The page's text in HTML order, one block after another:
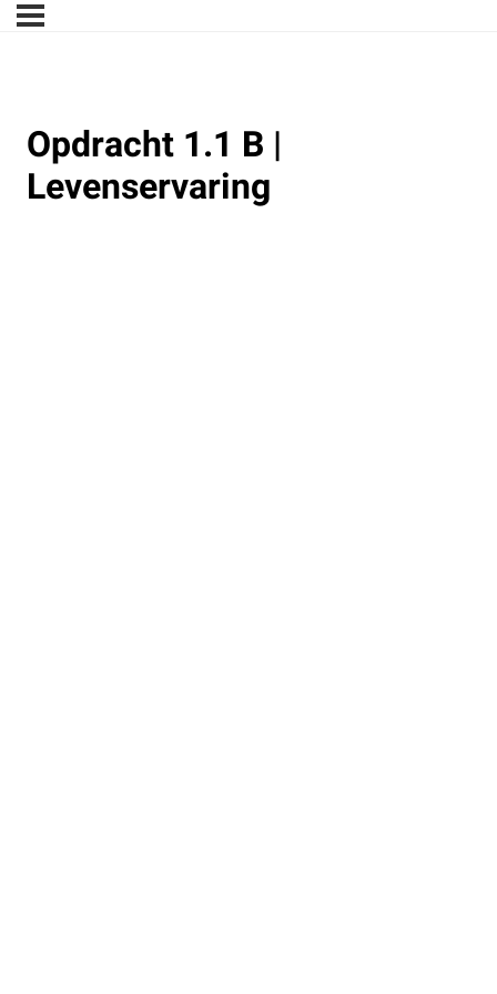
Opdracht 1.1 B |
Levenservaring